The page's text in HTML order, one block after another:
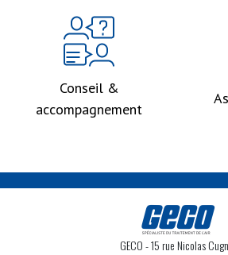
Conseil &
accompagnement
GECO- 15 rue Nicolas